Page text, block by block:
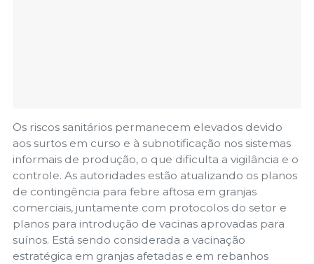
Os riscos sanitários permanecem elevados devido
aos surtos em curso e à subnotificação nos sistemas
informais de produção, o que dificulta a vigilância e o
controle. As autoridades estão atualizando os planos
de contingência para febre aftosa em granjas
comerciais, juntamente com protocolos do setor e
planos para introdução de vacinas aprovadas para
suínos. Está sendo considerada a vacinação
estratégica em granjas afetadas e em rebanhos